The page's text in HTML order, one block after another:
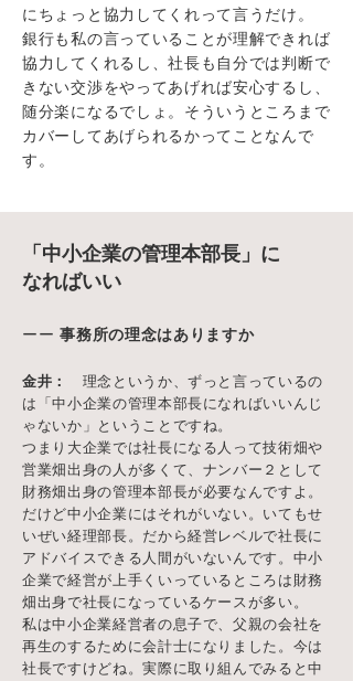
にちょっと協力してくれって言うだけ。
銀行も私の言っていることが理解できれば
協力してくれるし、社長も自分では判断で
きない交渉をやってあげれば安心するし、
随分楽になるでしょ。そういうところまで
カバーしてあげられるかってことなんで
す。
「中小企業の管理本部長」に
なればいい
ーー事務所の理念はありますか
金井： 理念というか、ずっと言っているの
は「中小企業の管理本部長になればいいんじ
ゃないか」ということですね。
つまり大企業では社長になる人って技術畑や
営業畑出身の人が多くて、ナンバー２として
財務畑出身の管理本部長が必要なんですよ。
だけど中小企業にはそれがいない。いてもせ
いぜい経理部長。だから経営レベルで社長に
アドバイスできる人間がいないんです。中小
企業で経営が上手くいっているところは財務
畑出身で社長になっているケースが多い。
私は中小企業経営者の息子で、父親の会社を
再生のするために会計士になりました。今は
社長ですけどね。実際に取り組んでみると中